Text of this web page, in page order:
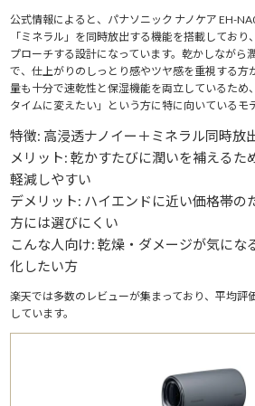
公式情報によると、パナソニック ナノケア EH-
「ミネラル」を同時放出する機能を搭載してお
プローチする設計になっています。乾かしながら
で、仕上がりのしっとり感やツヤ感を重視する方
量も十分で速乾性と保湿機能を両立しているため
タイムに変えたい」という方に特に向いているモ
特徴: 高浸透ナノイー＋ミネラル同時放
メリット: 乾かすたびに潤いを補えるた
軽減しやすい
デメリット: ハイエンドに近い価格帯の
方には選びにくい
こんな人向け: 乾燥・ダメージが気にな
化したい方
楽天では多数のレビューが集まっており、平均評
しています。